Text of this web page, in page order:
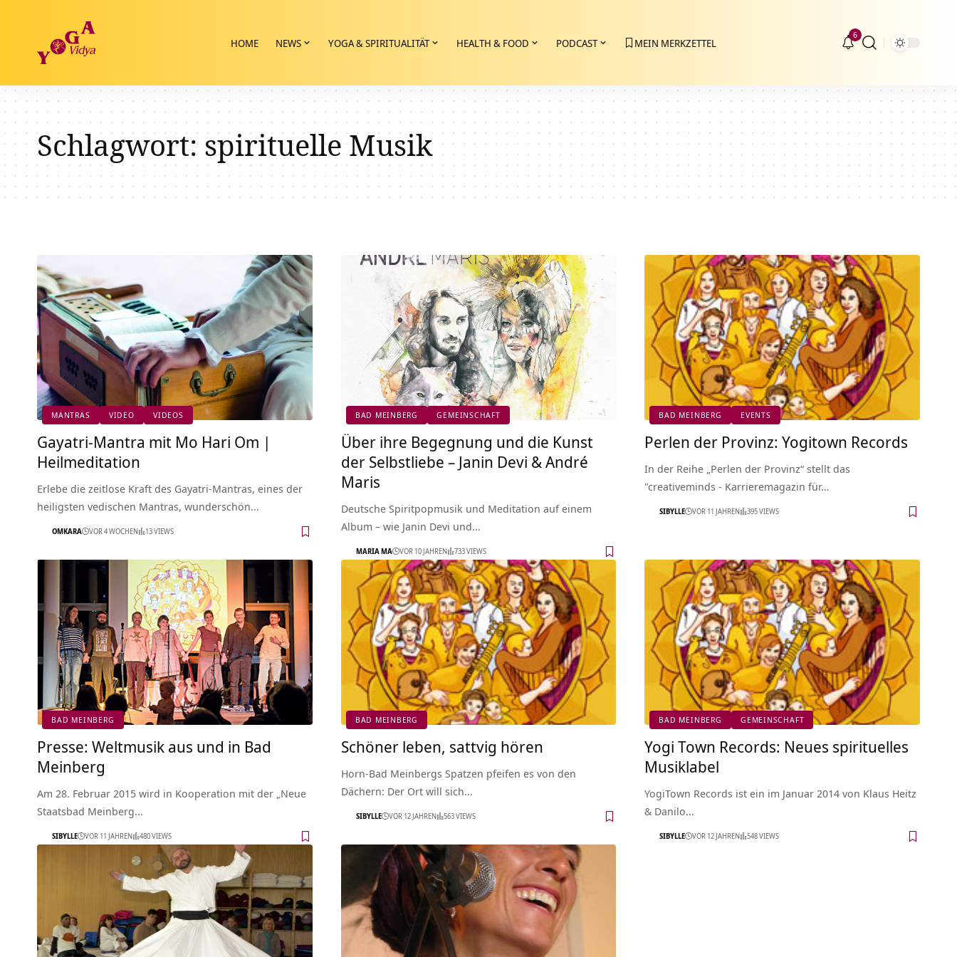
HOME NEWS YOGA & SPIRITUALITÄT HEALTH & FOOD PODCAST MEIN MERKZETTEL
6
Schlagwort:spirituelle Musik
MANTRAS VIDEO VIDEOS
Gayatri-Mantra mit Mo Hari Om |
Heilmeditation
Erlebe die zeitlose Kraft des Gayatri-Mantras, eines der
heiligsten vedischen Mantras, wunderschön…
OMKARA VOR 4 WOCHEN 13 VIEWS
BAD MEINBERG GEMEINSCHAFT
Über ihre Begegnung und die Kunst
der Selbstliebe – Janin Devi & André
Maris
Deutsche Spiritpopmusik und Meditation auf einem
Album – wie Janin Devi und…
MARIA MA VOR 10 JAHREN 733 VIEWS
BAD MEINBERG EVENTS
Perlen der Provinz: Yogitown Records
In der Reihe „Perlen der Provinz“ stellt das
"creativeminds - Karrieremagazin für…
SIBYLLE VOR 11 JAHREN 395 VIEWS
BAD MEINBERG
Presse: Weltmusik aus und in Bad
Meinberg
Am 28. Februar 2015 wird in Kooperation mit der „Neue
Staatsbad Meinberg…
SIBYLLE VOR 11 JAHREN 480 VIEWS
BAD MEINBERG
Schöner leben, sattvig hören
Horn-Bad Meinbergs Spatzen pfeifen es von den
Dächern: Der Ort will sich…
SIBYLLE VOR 12 JAHREN 563 VIEWS
BAD MEINBERG GEMEINSCHAFT
Yogi Town Records: Neues spirituelles
Musiklabel
YogiTown Records ist ein im Januar 2014 von Klaus Heitz
& Danilo…
SIBYLLE VOR 12 JAHREN 548 VIEWS